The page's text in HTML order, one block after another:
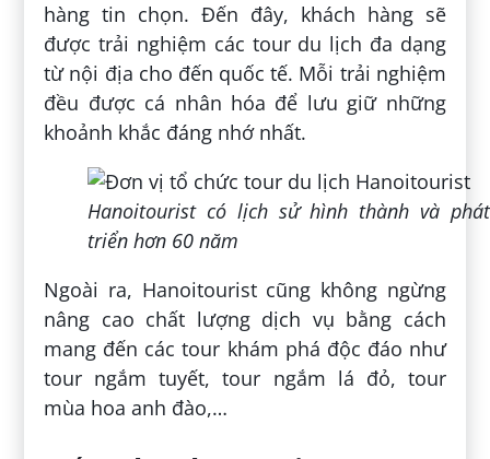
hàng tin chọn. Đến đây, khách hàng sẽ
được trải nghiệm các tour du lịch đa dạng
từ nội địa cho đến quốc tế. Mỗi trải nghiệm
đều được cá nhân hóa để lưu giữ những
khoảnh khắc đáng nhớ nhất.
Hanoitourist có lịch sử hình thành và phát
triển hơn 60 năm
Ngoài ra, Hanoitourist cũng không ngừng
nâng cao chất lượng dịch vụ bằng cách
mang đến các tour khám phá độc đáo như
tour ngắm tuyết, tour ngắm lá đỏ, tour
mùa hoa anh đào,…